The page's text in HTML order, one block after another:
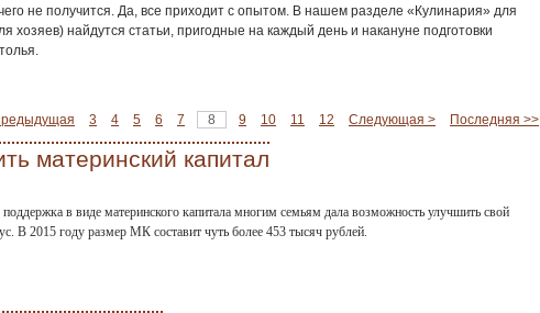
не получится. Да, все приходит с опытом. В нашем разделе «Кулинария» для
хозяев) найдутся статьи, пригодные на каждый день и накануне подготовки
3 4 5 6 7 8 9 10 11 12 Следующая > Последняя >>
материнский капитал
поддержка в виде материнского капитала многим семьям дала возможность улучшить свой
В 2015 году размер МК составит чуть более 453 тысяч рублей.